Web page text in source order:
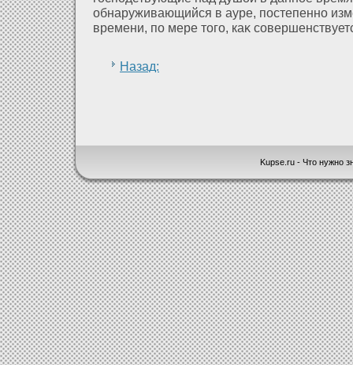
обнаруживающийся в ауре, постепенно
времени, по мере того, каκ
Назад:
Kupse.ru - Что нужно